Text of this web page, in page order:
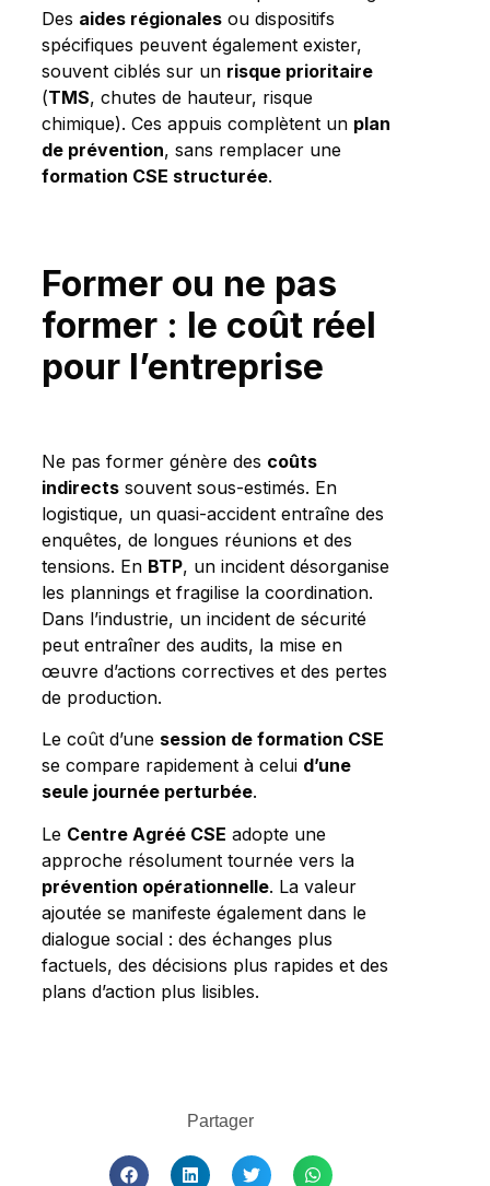
Des aides régionales ou dispositifs
spécifiques peuvent également exister,
souvent ciblés sur un risque prioritaire
(TMS, chutes de hauteur, risque
chimique). Ces appuis complètent un plan
de prévention, sans remplacer une
formation CSE structurée.
Former ou ne pas
former : le coût réel
pour l’entreprise
Ne pas former génère des coûts
indirects souvent sous-estimés. En
logistique, un quasi-accident entraîne des
enquêtes, de longues réunions et des
tensions. En BTP, un incident désorganise
les plannings et fragilise la coordination.
Dans l’industrie, un incident de sécurité
peut entraîner des audits, la mise en
œuvre d’actions correctives et des pertes
de production.
Le coût d’une session de formation CSE
se compare rapidement à celui d’une
seule journée perturbée.
Le Centre Agréé CSE adopte une
approche résolument tournée vers la
prévention opérationnelle. La valeur
ajoutée se manifeste également dans le
dialogue social : des échanges plus
factuels, des décisions plus rapides et des
plans d’action plus lisibles.
Partager